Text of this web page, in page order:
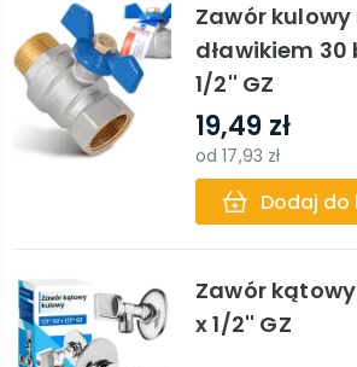
Zawór
dławikiem 30
1/2'' GZ
19,49 zł
od17,93 zł
Dodaj do
Zawór
x 1/2'' GZ